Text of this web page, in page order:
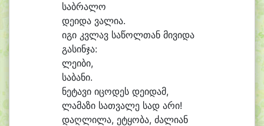
საბრალო
დეიდა ვალია.
იგი კვლავ საწოლთან მივიდა
გასინჯა:
ლეიბი,
საბანი.
ნეტავი იცოდეს დეიდამ,
ლამაზი სათვალე სად არი!
დაღლილა, ეტყობა, ძალიან